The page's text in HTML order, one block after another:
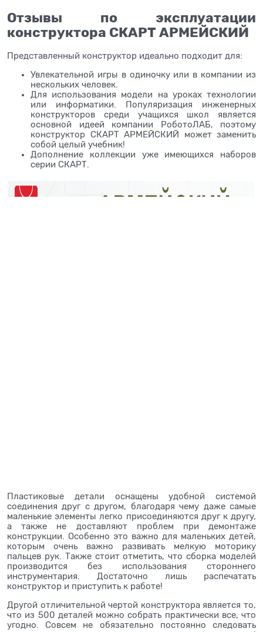
Отзывы по эксплуатации
конструктора СКАРТ АРМЕЙСКИЙ
Представленный конструктор идеально подходит для:
Увлекательной игры в одиночку или в компании из
нескольких человек.
Для использования модели на уроках технологии
или информатики. Популяризация инженерных
конструкторов среди учащихся школ является
основной идеей компании РоботоЛАБ, поэтому
конструктор СКАРТ АРМЕЙСКИЙ может заменить
собой целый учебник!
Дополнение коллекции уже имеющихся наборов
серии СКАРТ.
Пластиковые детали оснащены удобной системой
соединения друг с другом, благодаря чему даже самые
маленькие элементы легко присоединяются друг к другу,
а также не доставляют проблем при демонтаже
конструкции. Особенно это важно для маленьких детей,
которым очень важно развивать мелкую моторику
пальцев рук. Также стоит отметить, что сборка моделей
производится без использования стороннего
инструментария. Достаточно лишь распечатать
конструктор и приступить к работе!
Другой отличительной чертой конструктора является то,
что из 500 деталей можно собрать практически все, что
угодно. Совсем не обязательно постоянно следовать